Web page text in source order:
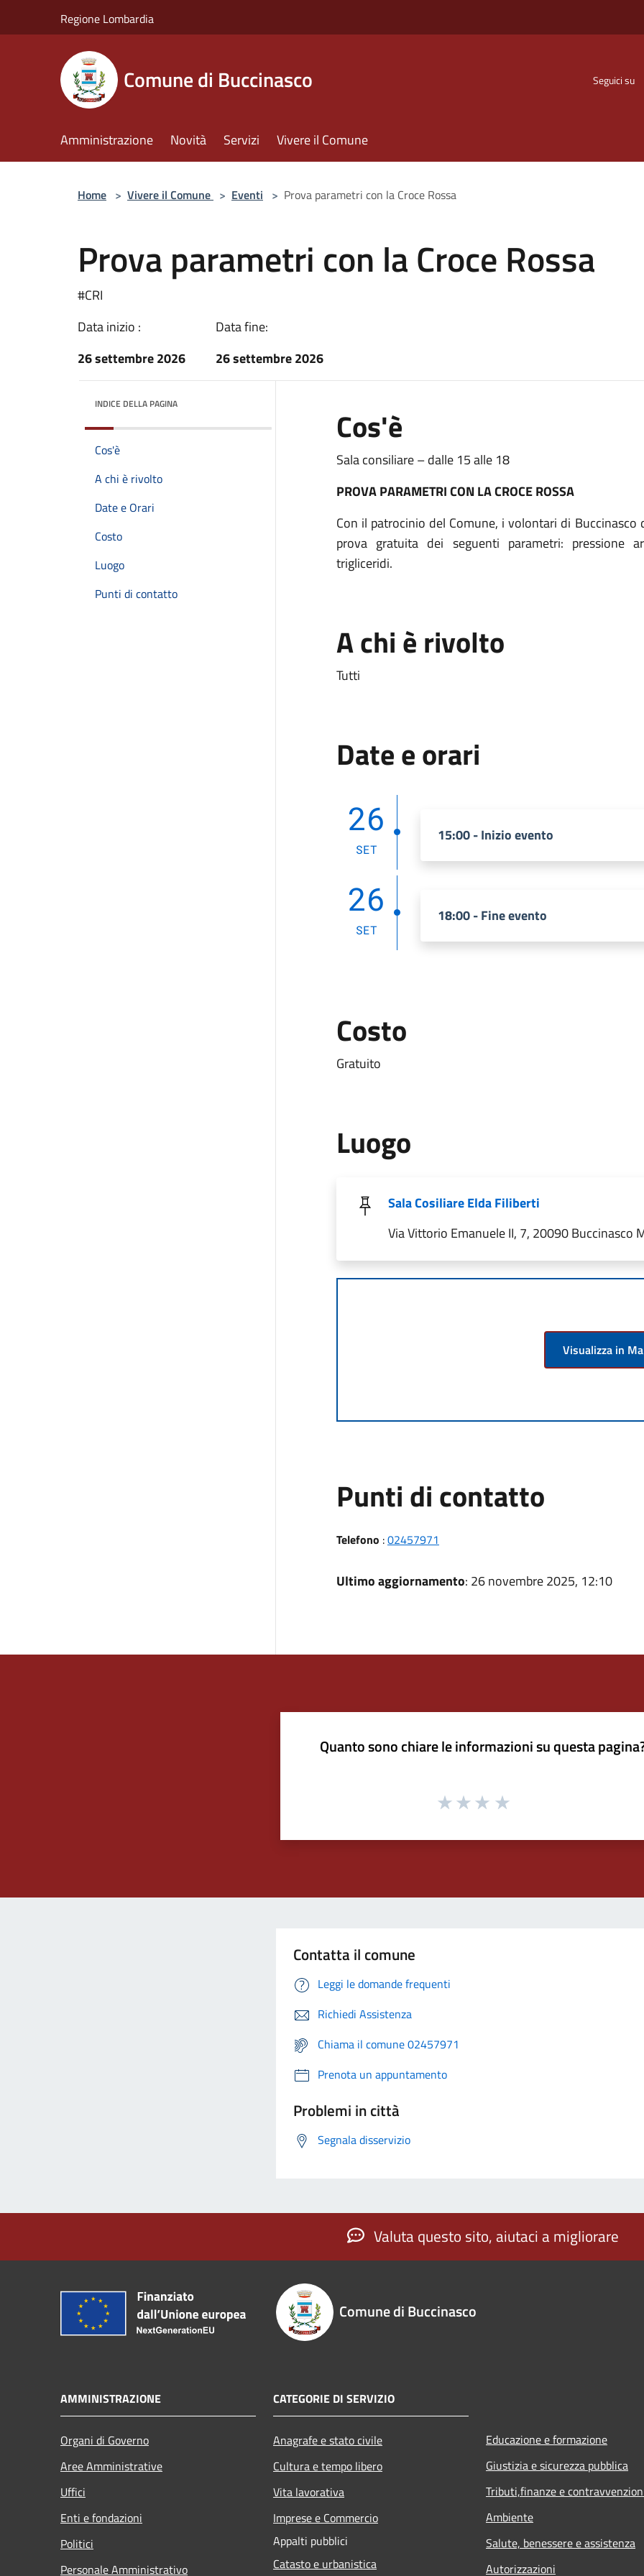
Regione Lombardia
Comune di Buccinasco Seguici su
Amministrazione Novità Servizi Vivere il Comune
Home > Vivere il Comune > Eventi > Prova parametri con la Croce Rossa
Prova parametri con la Croce Rossa
#CRI
Data inizio :
26 settembre 2026
Data fine:
26 settembre 2026
INDICE DELLA PAGINA
Cos'è
A chi è rivolto
Date e Orari
Costo
Luogo
Punti di contatto
Cos'è
Sala consiliare – dalle 15 alle 18
PROVA PARAMETRI CON LA CROCE ROSSA
Con il patrocinio del Comune, i volontari di
prova gratuita dei seguenti parametri: pressione
trigliceridi.
A chi è rivolto
Tutti
Date e orari
26
SET
15:00 - Inizio evento
26
SET
18:00 - Fine evento
Costo
Gratuito
Luogo
Sala Cosiliare Elda Filiberti
Via Vittorio Emanuele II, 7, 20090 Buccinasco
Visualizza in
Punti di contatto
Telefono :02457971
Ultimo aggiornamento: 26 novembre 2025, 12:10
Quanto sono chiare le informazioni su questa
Contatta il comune
Leggi le domande frequenti
Richiedi Assistenza
Chiama il comune 02457971
Prenota un appuntamento
Problemi in città
Segnala disservizio
Valuta questo sito, aiutaci a migliorare
Comune di Buccinasco
AMMINISTRAZIONE
Organi di Governo
Aree Amministrative
Uffici
Enti e fondazioni
Politici
Personale Amministrativo
CATEGORIE DI SERVIZIO
Anagrafe e stato civile
Cultura e tempo libero
Vita lavorativa
Imprese e Commercio
Appalti pubblici
Catasto e urbanistica
Educazione e formazione
Giustizia e sicurezza pubblica
Tributi,finanze e
Ambiente
Salute, benessere e assistenza
Autorizzazioni